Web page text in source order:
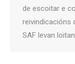
de escoitar e
reivindicacións
SAF levan